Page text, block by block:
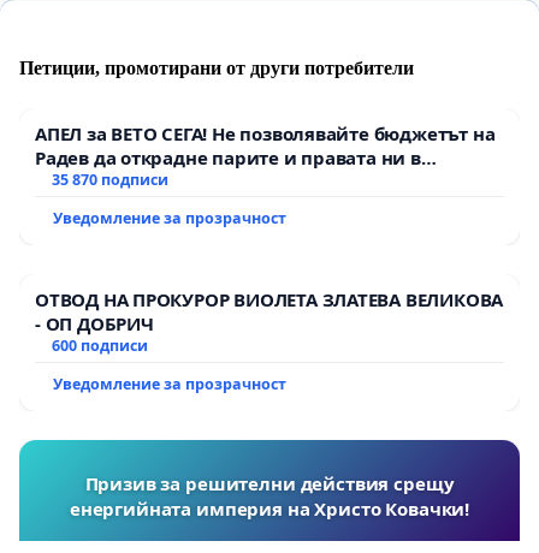
Петиции, промотирани от други потребители
АПЕЛ за ВЕТО СЕГА! Не позволявайте бюджетът на
Радев да открадне парите и правата ни в
тъмното
35 870 подписи
Уведомление за прозрачност
ОТВОД НА ПРОКУРОР ВИОЛЕТА ЗЛАТЕВА ВЕЛИКОВА
- ОП ДОБРИЧ
600 подписи
Уведомление за прозрачност
Призив за решителни действия срещу
енергийната империя на Христо Ковачки!